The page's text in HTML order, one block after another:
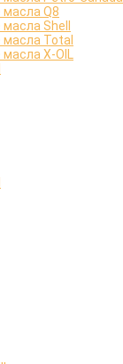
Q8
Shell
Total
X-OIL